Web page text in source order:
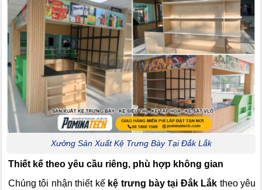
Xưởng Sản Xuất Kệ Trưng Bày Tại Đắk Lắk
Thiết kế theo yêu cầu riêng, phù hợp không gian
Chúng tôi nhận thiết kế kệ trưng bày tại Đắk Lắk theo yêu